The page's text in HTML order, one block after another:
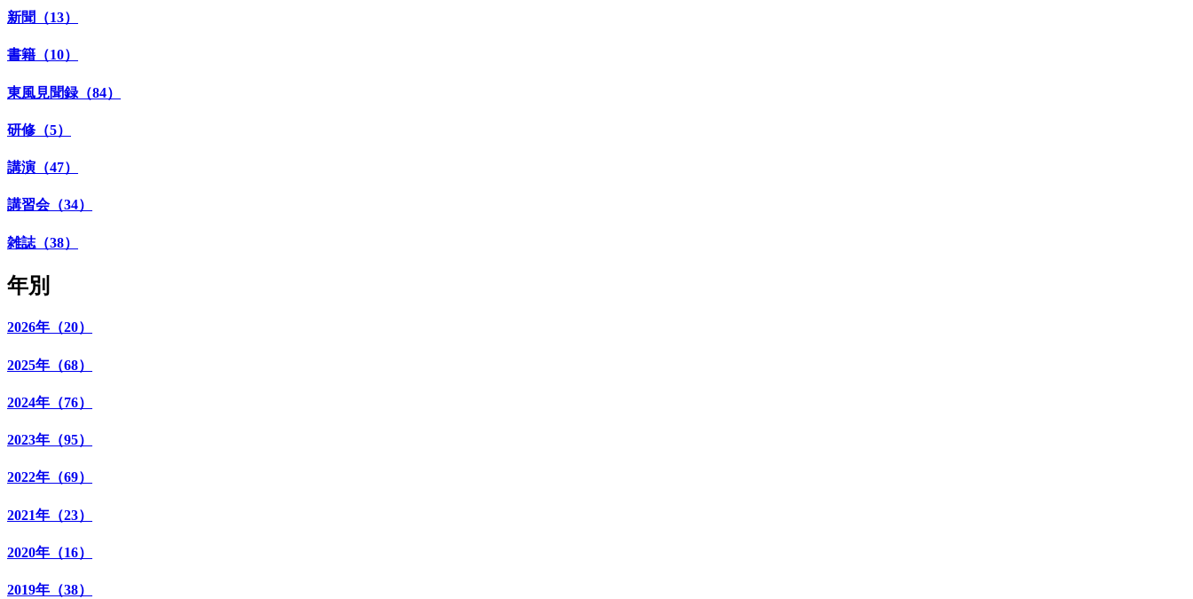
新聞（13）
書籍（10）
東風見聞録（84）
研修（5）
講演（47）
講習会（34）
雑誌（38）
年別
2026年（20）
2025年（68）
2024年（76）
2023年（95）
2022年（69）
2021年（23）
2020年（16）
2019年（38）